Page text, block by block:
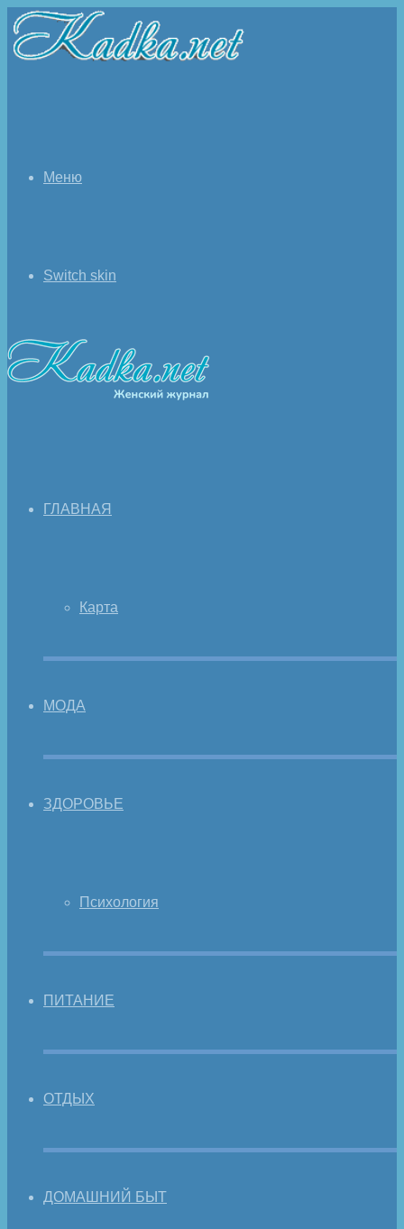
Меню
Switch skin
ГЛАВНАЯ
Карта
МОДА
ЗДОРОВЬЕ
Психология
ПИТАНИЕ
ОТДЫХ
ДОМАШНИЙ БЫТ